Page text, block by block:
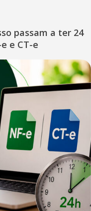
passam a ter 24
e CT-e